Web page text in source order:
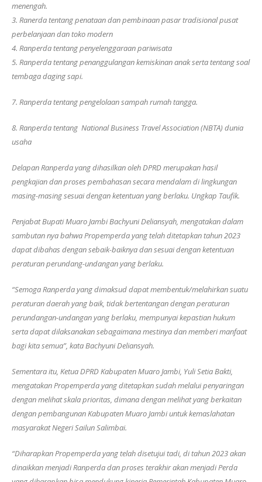
menengah.
3. Ranerda tentang penataan dan pembinaan pasar tradisional pusat
perbelanjaan dan toko modern
4. Ranperda tentang penyelenggaraan pariwisata
5. Ranperda tentang penanggulangan kemiskinan anak serta tentang soal
tembaga daging sapi.
7. Ranperda tentang pengelolaan sampah rumah tangga.
8. Ranperda tentang National Business Travel Association (NBTA) dunia
usaha
Delapan Ranperda yang dihasilkan oleh DPRD merupakan hasil
pengkajian dan proses pembahasan secara mendalam di lingkungan
masing-masing sesuai dengan ketentuan yang berlaku. Ungkap Taufik.
Penjabat Bupati Muaro Jambi Bachyuni Deliansyah, mengatakan dalam
sambutan nya bahwa Propemperda yang telah ditetapkan tahun 2023
dapat dibahas dengan sebaik-baiknya dan sesuai dengan ketentuan
peraturan perundang-undangan yang berlaku.
“Semoga Ranperda yang dimaksud dapat membentuk/melahirkan suatu
peraturan daerah yang baik, tidak bertentangan dengan peraturan
perundangan-undangan yang berlaku, mempunyai kepastian hukum
serta dapat dilaksanakan sebagaimana mestinya dan memberi manfaat
bagi kita semua”, kata Bachyuni Deliansyah.
Sementara itu, Ketua DPRD Kabupaten Muaro Jambi, Yuli Setia Bakti,
mengatakan Propemperda yang ditetapkan sudah melalui penyaringan
dengan melihat skala prioritas, dimana dengan melihat yang berkaitan
dengan pembangunan Kabupaten Muaro Jambi untuk kemaslahatan
masyarakat Negeri Sailun Salimbai.
“Diharapkan Propemperda yang telah disetujui tadi, di tahun 2023 akan
dinaikkan menjadi Ranperda dan proses terakhir akan menjadi Perda